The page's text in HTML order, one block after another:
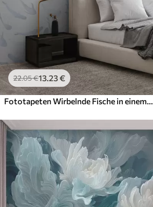
22.05€13.23€
Fototapeten Wirbelnde Fische in einem Strudel, Fischtanz, Aquarell, Hai, abstrakte Komposition, Minimalismus, blaue, grüne Farbe